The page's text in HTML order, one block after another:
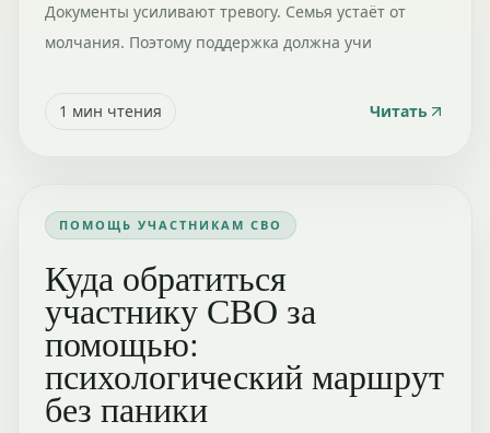
Документы усиливают тревогу. Семья устаёт от
молчания. Поэтому поддержка должна учи
1 мин чтения Читать
ПОМОЩЬ УЧАСТНИКАМ СВО
Куда обратиться
участнику СВО за
помощью:
психологический маршрут
без паники